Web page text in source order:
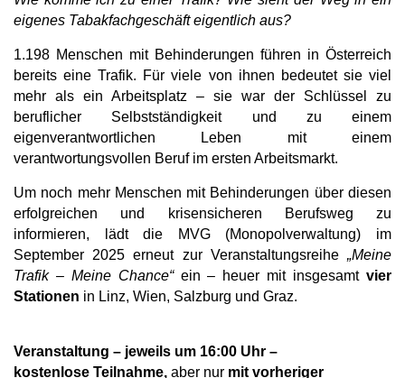
eigenes Tabakfachgeschäft eigentlich aus?
1.198 Menschen mit Behinderungen führen in Österreich
bereits eine Trafik. Für viele von ihnen bedeutet sie viel
mehr als ein Arbeitsplatz – sie war der Schlüssel zu
beruflicher Selbstständigkeit und zu einem
eigenverantwortlichen Leben mit einem
verantwortungsvollen Beruf im ersten Arbeitsmarkt.
Um noch mehr Menschen mit Behinderungen über diesen
erfolgreichen und krisensicheren Berufsweg zu
informieren, lädt die MVG (Monopolverwaltung) im
September 2025 erneut zur Veranstaltungsreihe „Meine
Trafik – Meine Chance“ein – heuer mit insgesamtvier
Stationen in Linz, Wien, Salzburg und Graz.
Veranstaltung – jeweils um 16:00 Uhr –
kostenlose Teilnahme, aber nur mit vorheriger